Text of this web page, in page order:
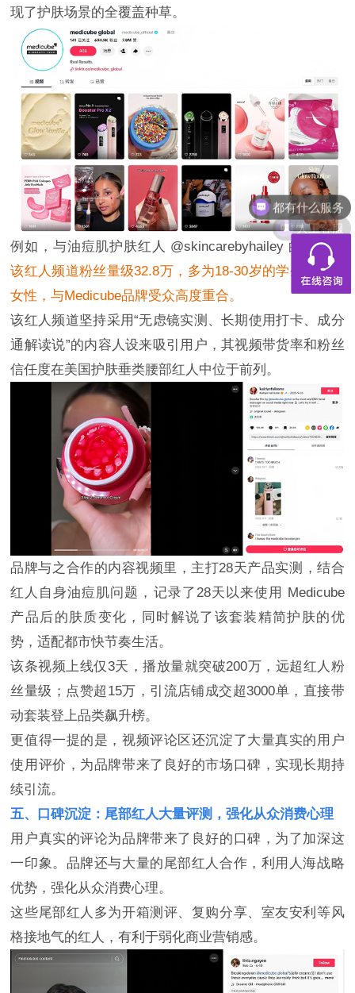
现了护肤场景的全覆盖种草。
例如，与油痘肌护肤红人 @skincarebyhailey 的合作，
该红人频道粉丝量级32.8万，多为18-30岁的学生及职场
女性，与Medicube品牌受众高度重合。
该红人频道坚持采用“无虑镜实测、长期使用打卡、成分
通解读说”的内容人设来吸引用户，其视频带货率和粉丝
信任度在美国护肤垂类腰部红人中位于前列。
品牌与之合作的内容视频里，主打28天产品实测，结合
红人自身油痘肌问题，记录了28天以来使用 Medicube
产品后的肤质变化，同时解说了该套装精简护肤的优
势，适配都市快节奏生活。
该条视频上线仅3天，播放量就突破200万，远超红人粉
丝量级；点赞超15万，引流店铺成交超3000单，直接带
动套装登上品类飙升榜。
更值得一提的是，视频评论区还沉淀了大量真实的用户
使用评价，为品牌带来了良好的市场口碑，实现长期持
续引流。
五、口碑沉淀：尾部红人大量评测，强化从众消费心理
用户真实的评论为品牌带来了良好的口碑，为了加深这
一印象。品牌还与大量的尾部红人合作，利用人海战略
优势，强化从众消费心理。
这些尾部红人多为开箱测评、复购分享、室友安利等风
格接地气的红人，有利于弱化商业营销感。
人工客服